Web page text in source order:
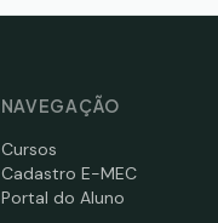
NAVEGAÇÃO
Cursos
Cadastro E-MEC
Portal do Aluno